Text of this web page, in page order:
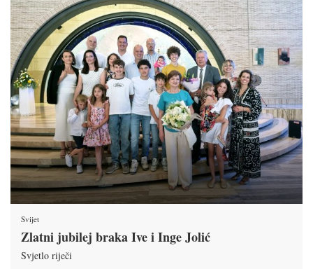
Svijet
Zlatni jubilej braka Ive i Inge Jolić
Svjetlo riječi